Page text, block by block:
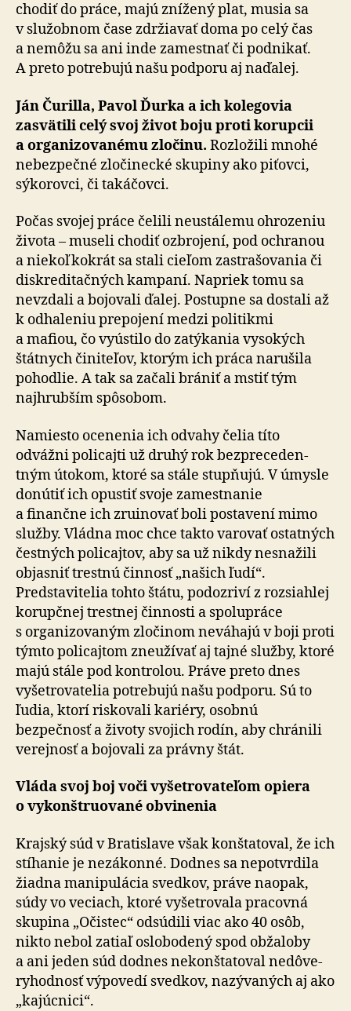
chodiť do práce, majú znížený plat, musia sa
v služobnom čase zdržiavať doma po celý čas
a nemôžu sa ani inde zamestnať či podnikať.
A preto potrebujú našu podporu aj naďalej.
Ján Čurilla, Pavol Ďurka a ich kolegovia
zasvä­ti­li celý svoj život boju proti korupcii
a or­ga­ni­zo­va­né­mu zločinu. Rozložili mnohé
nebezpečné zločinecké skupiny ako piťovci,
sýkorovci, či takáčovci.
Počas svojej práce čelili neustálemu ohrozeniu
života – museli chodiť ozbrojení, pod ochranou
a niekoľkokrát sa stali cieľom zastrašovania či
diskreditačných kampaní. Napriek tomu sa
nevzdali a bojovali ďalej. Postupne sa dostali až
k odha­le­niu pre­po­je­ní medzi politikmi
a mafiou, čo vyústilo do zatýkania vysokých
štátnych činiteľov, ktorým ich práca narušila
pohodlie. A tak sa začali brániť a mstiť tým
najhrubším spôsobom.
Namiesto ocenenia ich odvahy čelia títo
odvážni policajti už druhý rok bez­pre­ce­den­
tným útokom, ktoré sa stále stupňujú. V úmysle
donútiť ich opustiť svoje zamestnanie
a finančne ich zruinovať boli postavení mimo
služby. Vládna moc chce takto varovať ostatných
čestných policajtov, aby sa už nikdy nesnažili
objasniť trestnú činnosť „našich ľudí“.
Predstavitelia tohto štátu, podozriví z rozsiahlej
korupčnej trestnej činnosti a spolupráce
s organizovaným zločinom neváhajú v boji proti
týmto policajtom zneužívať aj tajné služby, ktoré
majú stále pod kontrolou. Práve preto dnes
vyšetrovatelia potrebujú našu podporu. Sú to
ľudia, ktorí riskovali kariéry, osobnú
bezpečnosť a životy svojich rodín, aby chránili
verejnosť a bojovali za právny štát.
Vláda svoj boj voči vyšetrovateľom opiera
o vy­kon­štru­o­va­né ob­vi­ne­nia
Krajský súd v Bratislave však konštatoval, že ich
stíhanie je ne­zá­kon­né. Dodnes sa nepotvrdila
žiadna manipulácia svedkov, práve naopak,
súdy vo veciach, ktoré vyšetrovala pracovná
skupina „Očistec“ odsúdili viac ako 40 osôb,
nikto nebol zatiaľ oslobodený spod obžaloby
a ani jeden súd dodnes nekonštatoval ne­dô­ve­
ry­hod­nosť výpovedí svedkov, nazývaných aj ako
„kajúcnici“.